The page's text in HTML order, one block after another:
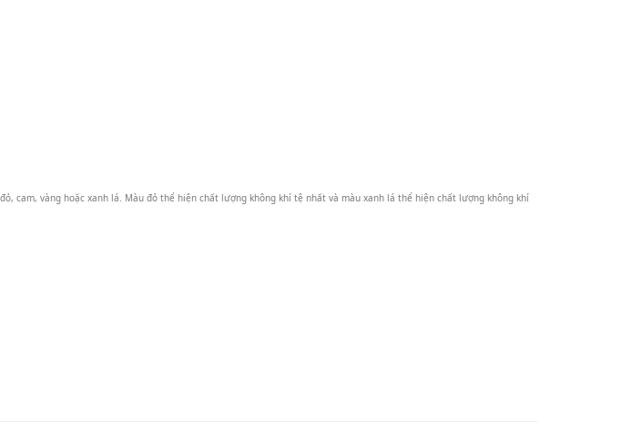
cam, vàng hoặc xanh lá. Màu đỏ thể hiện chất lượng không khí tệ nhất và màu xanh lá thể hiện chất lượng không khí